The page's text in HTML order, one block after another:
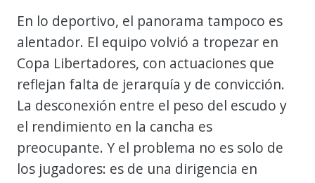
En lo deportivo, el panorama tampoco es
alentador. El equipo volvió a tropezar en
Copa Libertadores, con actuaciones que
reflejan falta de jerarquía y de convicción.
La desconexión entre el peso del escudo y
el rendimiento en la cancha es
preocupante. Y el problema no es solo de
los jugadores: es de una dirigencia en